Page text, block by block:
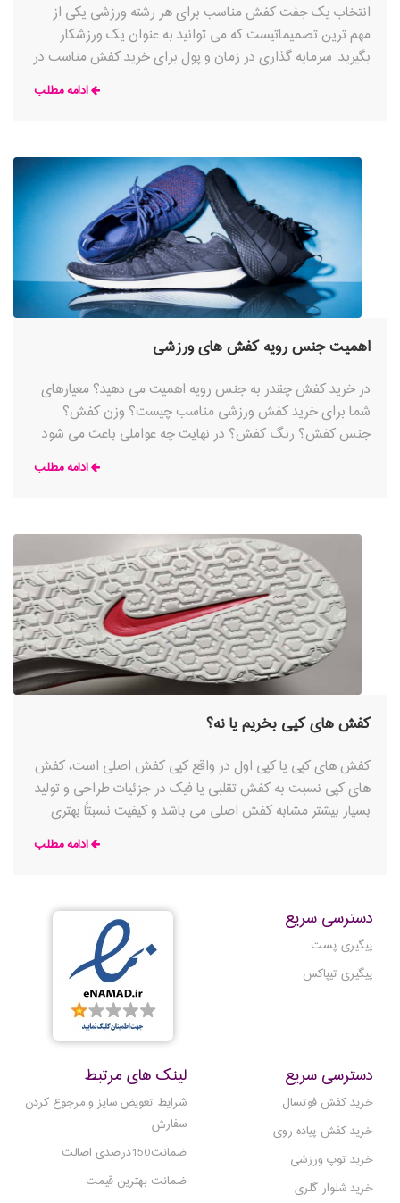
انتخاب یک جفت کفش مناسب برای هر رشته ورزشی یکی از
مهم ترین تصمیماتیست که می توانید به عنوان یک ورزشکار
بگیرید. سرمایه گذاری در زمان و پول برای خرید کفش مناسب در
نهایت نتیجه بهتری خواهد داشت و عملکرد و راحتی شما را بهبود
می بخشد و در عین حال شما را ایمن و بدون آسیب نگه می دارد.
ادامه مطلب
اهمیت جنس رویه کفش های ورزشی
در خرید کفش چقدر به جنس رویه اهمیت می دهید؟ معیارهای
شما برای خرید کفش ورزشی مناسب چیست؟ وزن کفش؟
جنس کفش؟ رنگ کفش؟ در نهایت چه عواملی باعث می شود
ادامه مطلب
کفش های کپی بخریم یا نه؟
کفش های کپی یا کپی اول در واقع کپی کفش اصلی است، کفش
های کپی نسبت به کفش تقلبی یا فیک در جزئیات طراحی و تولید
بسیار بیشتر مشابه کفش اصلی می باشد و کیفیت نسبتاً بهتری
ادامه مطلب
دسترسی سریع
پیگیری پست
پیگیری تیپاکس
لینک های مرتبط
شرایط تعویض سایز و مرجوع کردن
سفارش
ضمانت150درصدی اصالت
ضمانت بهترین قیمت
دسترسی سریع
خرید کفش فوتسال
خرید کفش پیاده روی
خرید توپ ورزشی
خرید شلوار گلری